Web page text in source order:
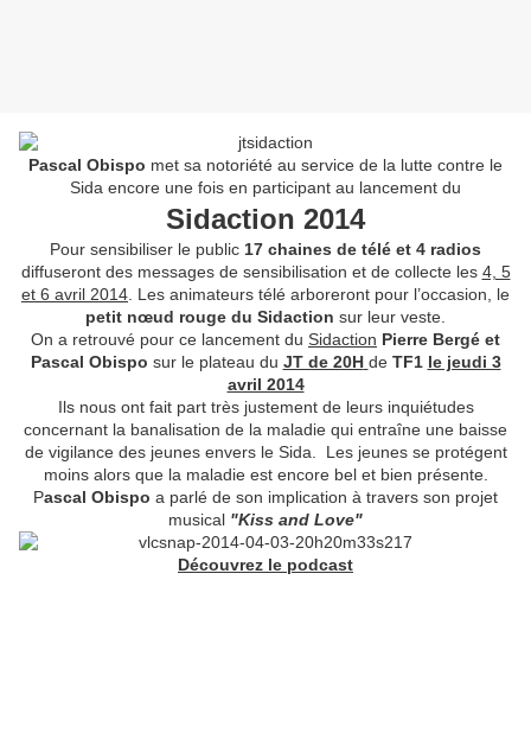
Pascal Obispo met sa notoriété au service de la lutte contre le
Sida encore une fois en participant au lancement du
Sidaction 2014
Pour sensibiliser le public 17 chaines de télé et 4 radios
diffuseront des messages de sensibilisation et de collecte les 4, 5
et 6 avril 2014 . Les animateurs télé arboreront pour l’occasion, le
petit nœud rouge du Sidaction sur leur veste.
On a retrouvé pour ce lancement du Sidaction Pierre Bergé et
Pascal Obispo sur le plateau du JT de 20H de TF1 le jeudi 3
avril 2014
Ils nous ont fait part très justement de leurs inquiétudes
concernant la banalisation de la maladie qui entraîne une baisse
de vigilance des jeunes envers le Sida. Les jeunes se protégent
moins alors que la maladie est encore bel et bien présente.
Pascal Obispo a parlé de son implication à travers son projet
musical "Kiss and Love"
Découvrez le podcast